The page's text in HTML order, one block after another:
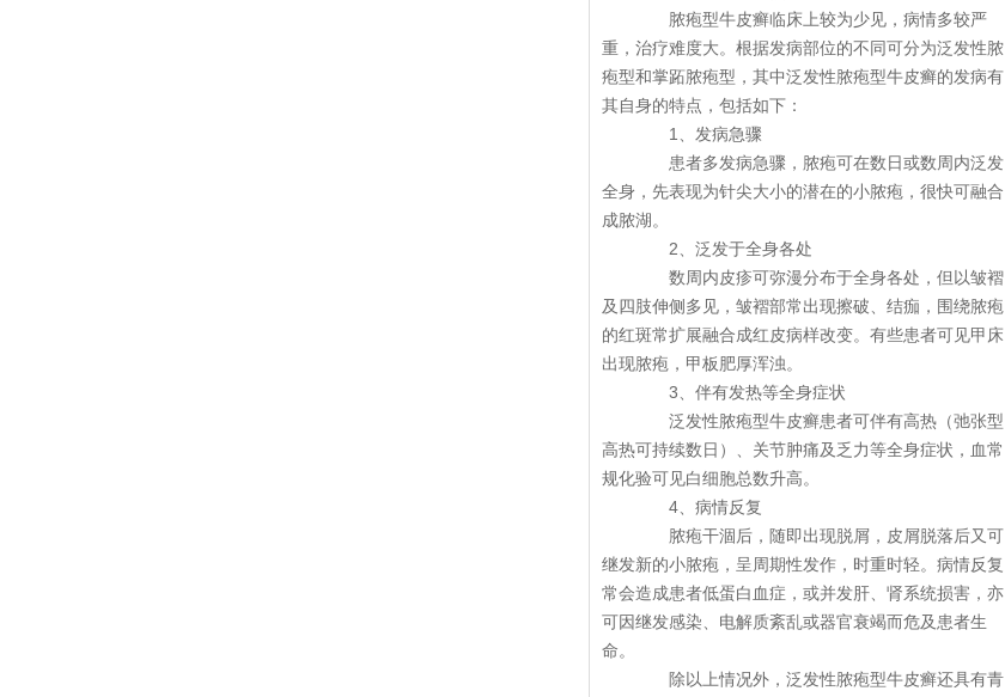
脓疱型牛皮癣临床上较为少见，病情多较严
重，治疗难度大。根据发病部位的不同可分为泛发性脓
疱型和掌跖脓疱型，其中泛发性脓疱型牛皮癣的发病有
其自身的特点，包括如下：
1、发病急骤
患者多发病急骤，脓疱可在数日或数周内泛发
全身，先表现为针尖大小的潜在的小脓疱，很快可融合
成脓湖。
2、泛发于全身各处
数周内皮疹可弥漫分布于全身各处，但以皱褶
及四肢伸侧多见，皱褶部常出现擦破、结痂，围绕脓疱
的红斑常扩展融合成红皮病样改变。有些患者可见甲床
出现脓疱，甲板肥厚浑浊。
3、伴有发热等全身症状
泛发性脓疱型牛皮癣患者可伴有高热（弛张型
高热可持续数日）、关节肿痛及乏力等全身症状，血常
规化验可见白细胞总数升高。
4、病情反复
脓疱干涸后，随即出现脱屑，皮屑脱落后又可
继发新的小脓疱，呈周期性发作，时重时轻。病情反复
常会造成患者低蛋白血症，或并发肝、肾系统损害，亦
可因继发感染、电解质紊乱或器官衰竭而危及患者生
命。
除以上情况外，泛发性脓疱型牛皮癣还具有青